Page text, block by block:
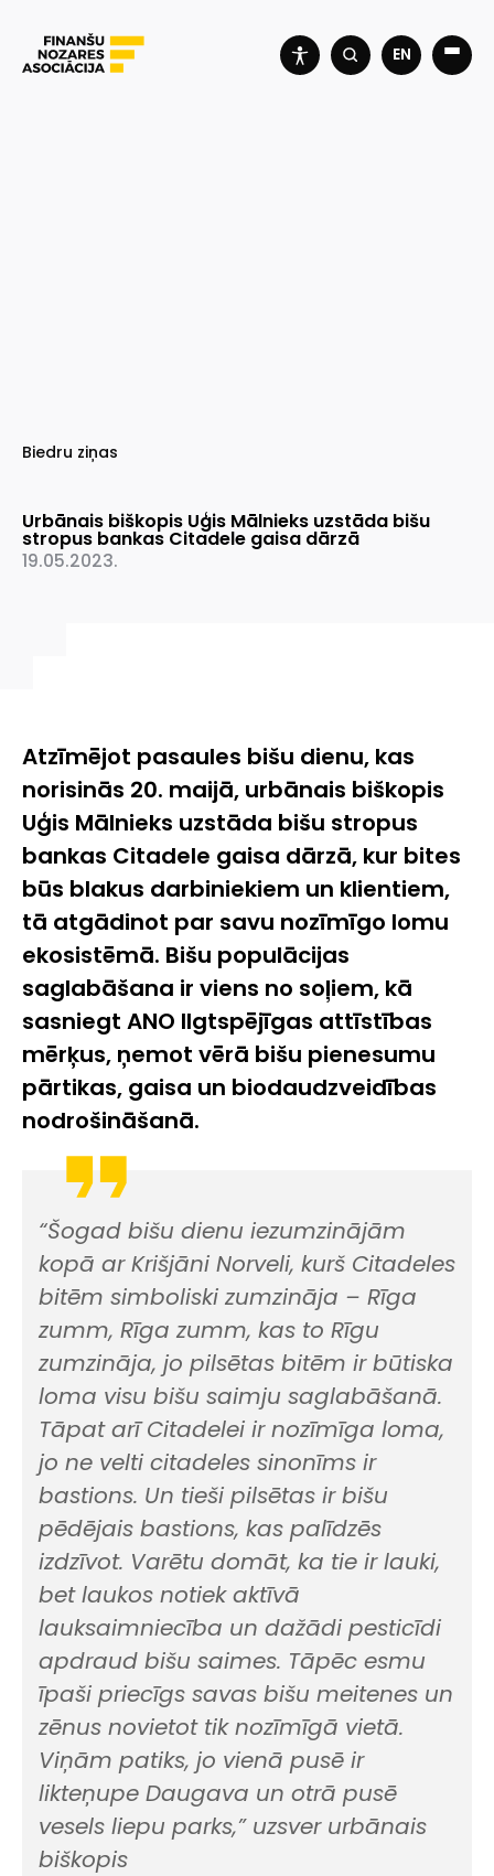
EN
Biedru ziņas
Urbānais biškopis Uģis Mālnieks uzstāda bišu
stropus bankas Citadele gaisa dārzā
19.05.2023.
Atzīmējot pasaules bišu dienu, kas
norisinās 20. maijā, urbānais biškopis
Uģis Mālnieks uzstāda bišu stropus
bankas Citadele gaisa dārzā, kur bites
būs blakus darbiniekiem un klientiem,
tā atgādinot par savu nozīmīgo lomu
ekosistēmā. Bišu populācijas
saglabāšana ir viens no soļiem, kā
sasniegt ANO Ilgtspējīgas attīstības
mērķus, ņemot vērā bišu pienesumu
pārtikas, gaisa un biodaudzveidības
nodrošināšanā.
“Šogad bišu dienu iezumzinājām
kopā ar Krišjāni Norveli, kurš Citadeles
bitēm simboliski zumzināja – Rīga
zumm, Rīga zumm, kas to Rīgu
zumzināja, jo pilsētas bitēm ir būtiska
loma visu bišu saimju saglabāšanā.
Tāpat arī Citadelei ir nozīmīga loma,
jo ne velti citadeles sinonīms ir
bastions. Un tieši pilsētas ir bišu
pēdējais bastions, kas palīdzēs
izdzīvot. Varētu domāt, ka tie ir lauki,
bet laukos notiek aktīvā
lauksaimniecība un dažādi pesticīdi
apdraud bišu saimes. Tāpēc esmu
īpaši priecīgs savas bišu meitenes un
zēnus novietot tik nozīmīgā vietā.
Viņām patiks, jo vienā pusē ir
likteņupe Daugava un otrā pusē
vesels liepu parks,” uzsver urbānais
biškopis